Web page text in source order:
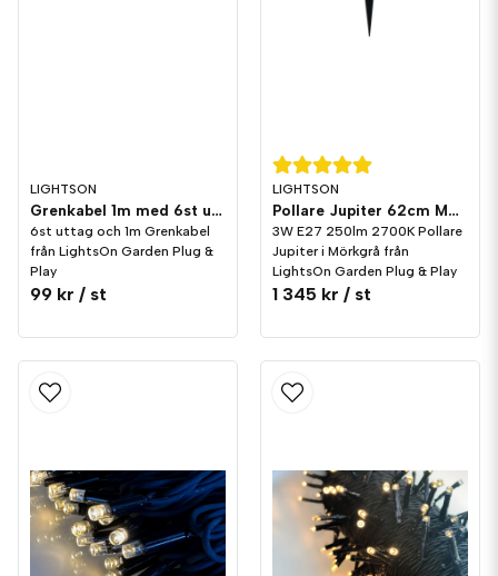
LIGHTSON
Grenkabel 1m med 6st uttag LightsOn Garden Plug & Play
6st uttag och 1m Grenkabel
från LightsOn Garden Plug &
Play
99 kr / st
LIGHTSON
Pollare Jupiter 62cm Mörkgrå 3W E27 LightsOn Garden Plug & Play
3W E27 250lm 2700K Pollare
Jupiter i Mörkgrå från
LightsOn Garden Plug & Play
1 345 kr / st